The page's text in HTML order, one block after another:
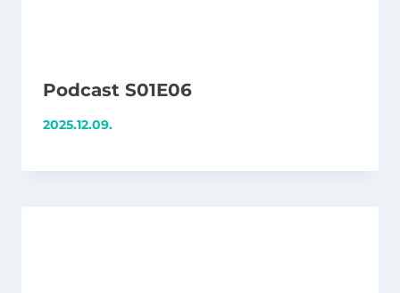
Podcast S01E06
2025.12.09.